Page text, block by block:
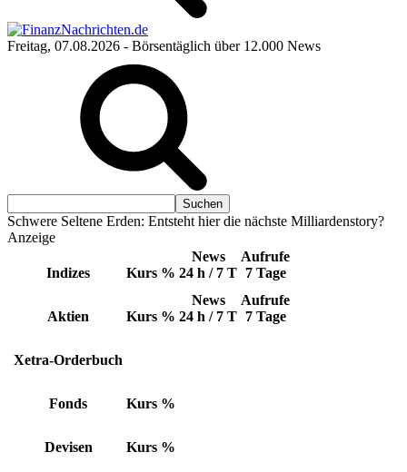
Freitag, 07.08.2026 - Börsentäglich über 12.000 News
Schwere Seltene Erden: Entsteht hier die nächste Milliardenstory?
Anzeige
Indizes Kurs %
News
24 h / 7 T
Aufrufe
7 Tage
Aktien Kurs %
News
24 h / 7 T
Aufrufe
7 Tage
Xetra-Orderbuch
Fonds Kurs %
Devisen Kurs %